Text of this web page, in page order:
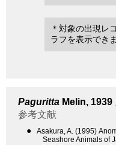
＊対象の出現レ
ラフを表示でき
Paguritta Melin, 1939
参考文献
●
Asakura, A. (1995)
Seashore Animals of